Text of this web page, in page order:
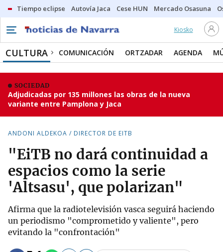
Tiempo eclipse Autovía Jaca Cese HUN Mercado Osasuna
Kiosko
CULTURA COMUNICACIÓN ORTZADAR AGENDA
SOCIEDAD
Adjudicadas por 135 millones las obras de la nueva
variante entre Pamplona y Jaca
ANDONI ALDEKOA / DIRECTOR DE EITB
"EiTB no dará continuidad a
espacios como la serie
'Altsasu', que polarizan"
Afirma que la radiotelevisión vasca seguirá haciendo
un periodismo "comprometido y valiente", pero
evitando la "confrontación"